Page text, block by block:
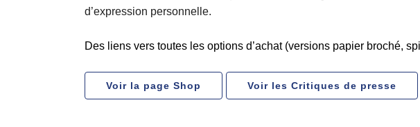
d’expression personnelle.
Des liens vers toutes les options d’achat (versions papier broché,
Voir la page Shop Voir les Critiques de presse